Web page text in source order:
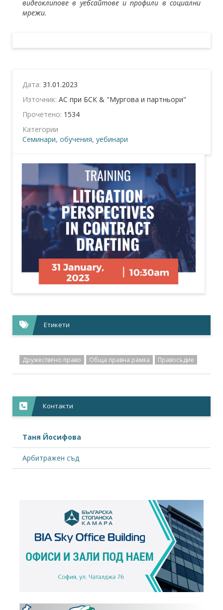
видеоклипове в уебсайтове и профили в социални
мрежи.
Дата: 31.01.2023
Източник: АС при БСК & "Мургова и партньори"
Прочетено: 1534
Категории
Семинари, обучения, уебинари
Етикети
Дружествено право Обща правна рамка Правосъдие
Контакти
Таня Йосифова
Арбитражен съд